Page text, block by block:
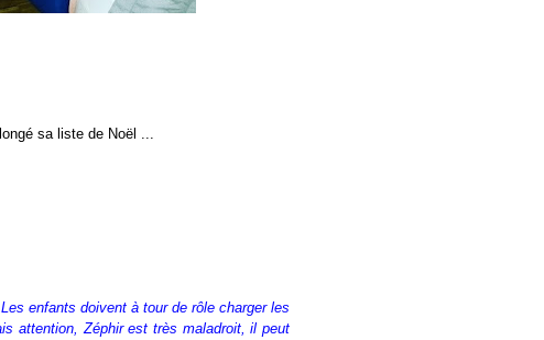
sa liste de Noël ...
enfants doivent à tour de rôle charger les
attention, Zéphir est très maladroit, il peut